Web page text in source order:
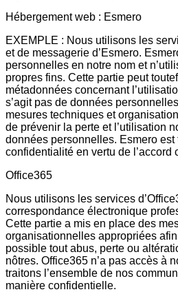
Hébergement web : Esmero
EXEMPLE : Nous utilisons les
et de messagerie d’Esmero.
personnelles en notre nom et
propres fins. Cette partie peut
métadonnées concernant
s’agit pas de données
mesures techniques et
de prévenir la perte et l’utilisation
données personnelles. Esmero
confidentialité en vertu de l’accord
Office365
Nous utilisons les services
correspondance électronique
Cette partie a mis en place des
organisationnelles appropriées
possible tout abus, perte ou
nôtres. Office365 n’a pas accès à
traitons l’ensemble de nos
manière confidentielle.